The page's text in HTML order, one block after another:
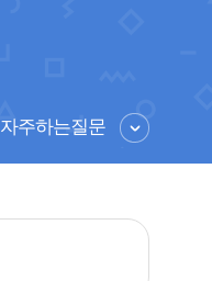
자주하는질문